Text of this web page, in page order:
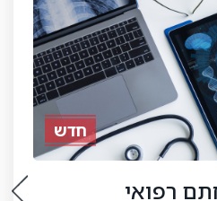
קורס דיגיטלי
ביטוח פנסיוני